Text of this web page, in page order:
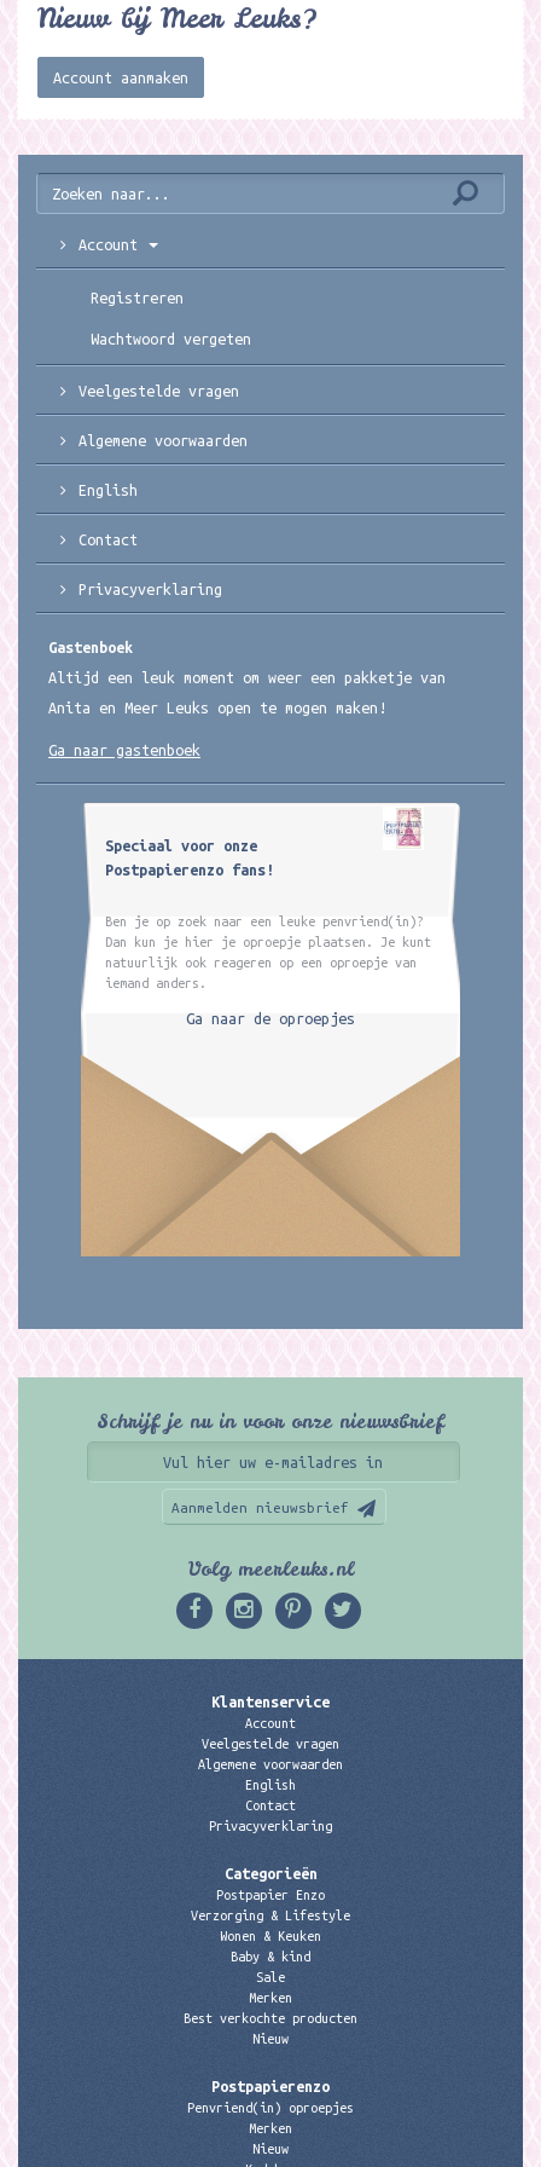
Nieuw bij Meer Leuks?
Account aanmaken
Account
Registreren
Wachtwoord vergeten
Veelgestelde vragen
Algemene voorwaarden
English
Contact
Privacyverklaring
Gastenboek
Altijd een leuk moment om weer een pakketje van
Anita en Meer Leuks open te mogen maken!
Ga naar gastenboek
Speciaal voor onze
Postpapierenzo fans!
Ben je op zoek naar een leuke penvriend(in)?
Dan kun je hier je oproepje plaatsen. Je kunt
natuurlijk ook reageren op een oproepje van
iemand anders.
Ga naar de oproepjes
Schrijf je nu in voor onze nieuwsbrief
Aanmelden nieuwsbrief
Volg meerleuks.nl
Klantenservice
Account
Veelgestelde vragen
Algemene voorwaarden
English
Contact
Privacyverklaring
Categorieën
Postpapier Enzo
Verzorging & Lifestyle
Wonen & Keuken
Baby & kind
Sale
Merken
Best verkochte producten
Nieuw
Postpapierenzo
Penvriend(in) oproepjes
Merken
Nieuw